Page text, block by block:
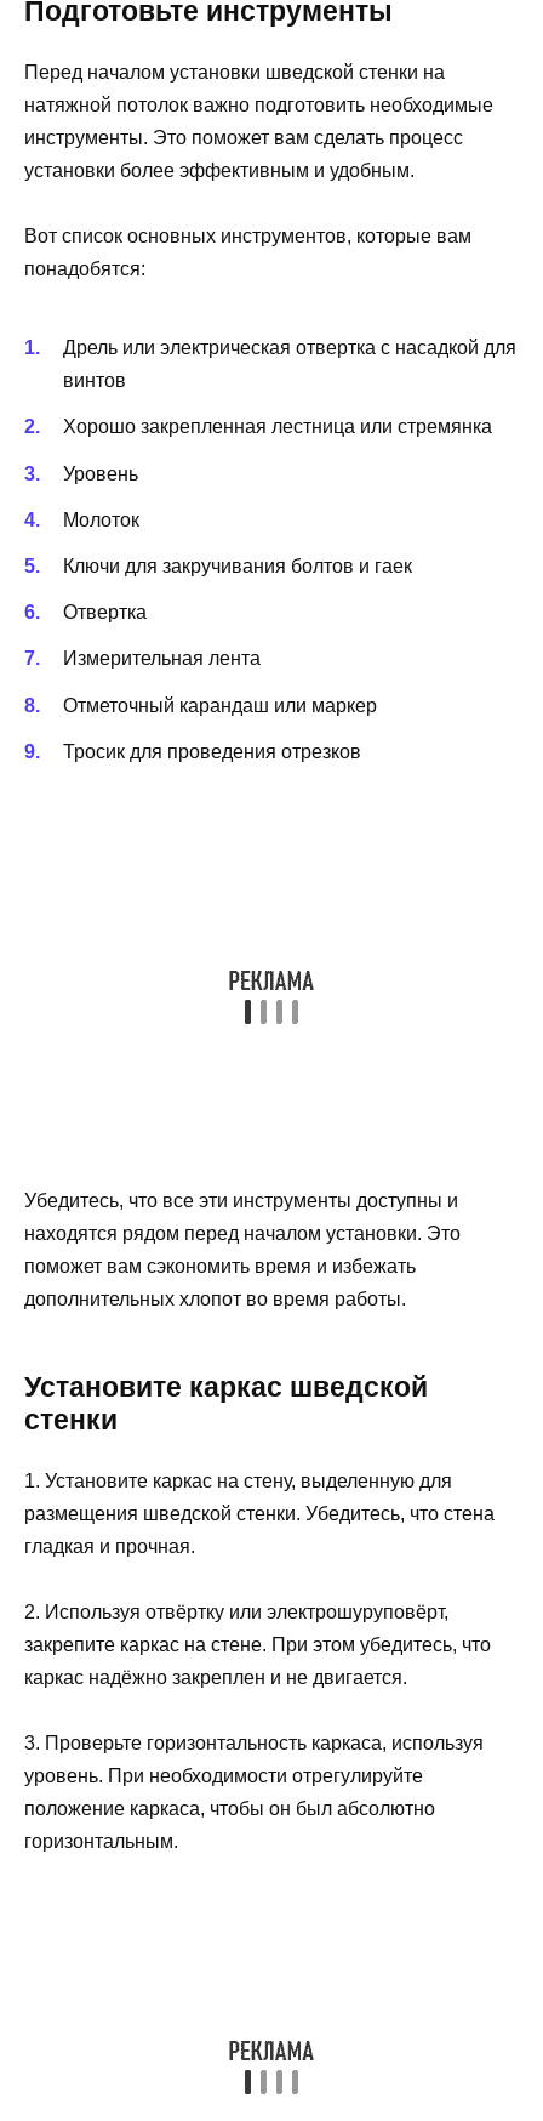
Подготовьте инструменты
Перед началом установки шведской стенки на
натяжной потолок важно подготовить необходимые
инструменты. Это поможет вам сделать процесс
установки более эффективным и удобным.
Вот список основных инструментов, которые вам
понадобятся:
Дрель или электрическая отвертка с насадкой для
винтов
Хорошо закрепленная лестница или стремянка
Уровень
Молоток
Ключи для закручивания болтов и гаек
Отвертка
Измерительная лента
Отметочный карандаш или маркер
Тросик для проведения отрезков
Убедитесь, что все эти инструменты доступны и
находятся рядом перед началом установки. Это
поможет вам сэкономить время и избежать
дополнительных хлопот во время работы.
Установите каркас шведской
стенки
1. Установите каркас на стену, выделенную для
размещения шведской стенки. Убедитесь, что стена
гладкая и прочная.
2. Используя отвёртку или электрошуруповёрт,
закрепите каркас на стене. При этом убедитесь, что
каркас надёжно закреплен и не двигается.
3. Проверьте горизонтальность каркаса, используя
уровень. При необходимости отрегулируйте
положение каркаса, чтобы он был абсолютно
горизонтальным.